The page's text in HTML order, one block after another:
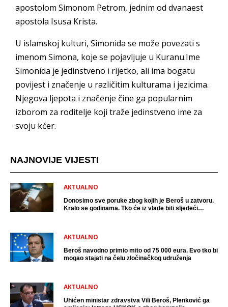
apostolom Simonom Petrom, jednim od dvanaest
apostola Isusa Krista.
U islamskoj kulturi, Simonida se može povezati s
imenom Simona, koje se pojavljuje u Kuranu.Ime
Simonida je jedinstveno i rijetko, ali ima bogatu
povijest i značenje u različitim kulturama i jezicima.
Njegova ljepota i značenje čine ga popularnim
izborom za roditelje koji traže jedinstveno ime za
svoju kćer.
NAJNOVIJE VIJESTI
AKTUALNO
Donosimo sve poruke zbog kojih je Beroš u zatvoru.
Kralo se godinama. Tko će iz vlade biti sljedeći
AKTUALNO
Beroš navodno primio mito od 75 000 eura. Evo tko bi
mogao stajati na čelu zločinačkog udruženja
AKTUALNO
Uhićen ministar zdravstva Vili Beroš, Plenković ga